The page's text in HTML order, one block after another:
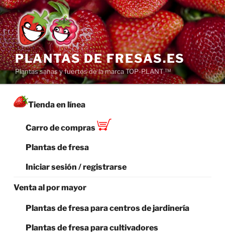
Saltar
al
contenido
PLANTAS DE FRESAS.ES
Plantas sanas y fuertes de la marca TOP-PLANT ™
Tienda en línea
Carro de compras
Plantas de fresa
Iniciar sesión / registrarse
Venta al por mayor
Plantas de fresa para centros de jardinería
Plantas de fresa para cultivadores